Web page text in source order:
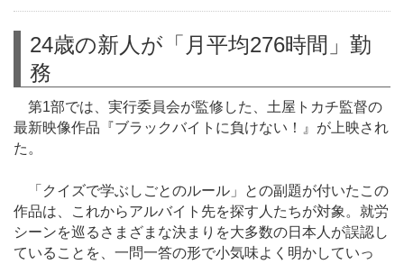
24歳の新人が「月平均276時間」勤
務
第1部では、実行委員会が監修した、土屋トカチ監督の
最新映像作品『ブラックバイトに負けない！』が上映され
た。
「クイズで学ぶしごとのルール」との副題が付いたこの
作品は、これからアルバイト先を探す人たちが対象。就労
シーンを巡るさまざまな決まりを大多数の日本人が誤認し
ていることを、一問一答の形で小気味よく明かしていっ